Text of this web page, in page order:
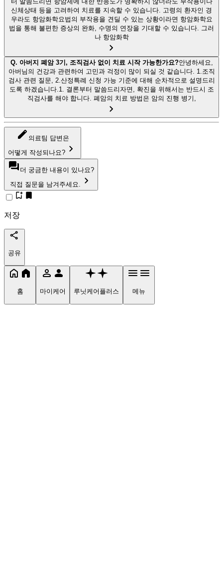
신체상태 등을 고려하여 치료를 지속할 수 있습니다. 고령의 환자인 경
우라도 항암화학요법의 부작용을 견딜 수 있는 상황이라면 항암화학요
법을 통해 불편한 증상의 완화, 수명의 연장을 기대할 수 있습니다. 그러
나 항암화학
Q. 아버지 폐암 3기, 조직검사 없이 치료 시작 가능한가요?안녕하세요,
아버님의 건강과 관련하여 고민과 걱정이 많이 되실 것 같습니다. 1.조직
검사 관련 질문, 2.산정특례 신청 가능 기준에 대해 순차적으로 설명드리
도록 하겠습니다.1. 결론부터 말씀드리자면, 확진을 위해서는 반드시 조
직검사를 해야 합니다. 폐암의 치료 방법은 암의 진행 병기,
의료팀 답변은
어떻게 작성되나요?
더 궁금한 내용이 있나요?
직접 질문을 남겨주세요.
저장
공유
홈 마이케어 루닛케어플러스 메뉴